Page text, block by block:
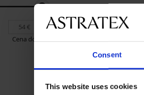
Consent
This website uses cookies
Cena do